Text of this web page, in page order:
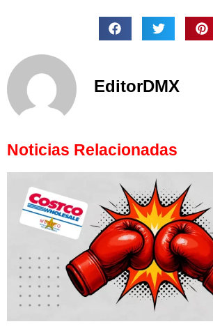
EditorDMX
Noticias Relacionadas